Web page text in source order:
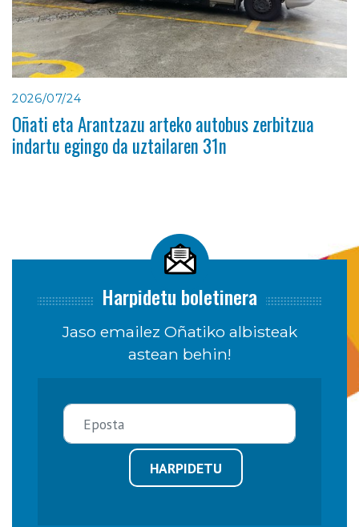
2026/07/24
Oñati eta Arantzazu arteko autobus zerbitzua
indartu egingo da uztailaren 31n
Harpidetu boletinera
Jaso emailez Oñatiko albisteak
astean behin!
HARPIDETU